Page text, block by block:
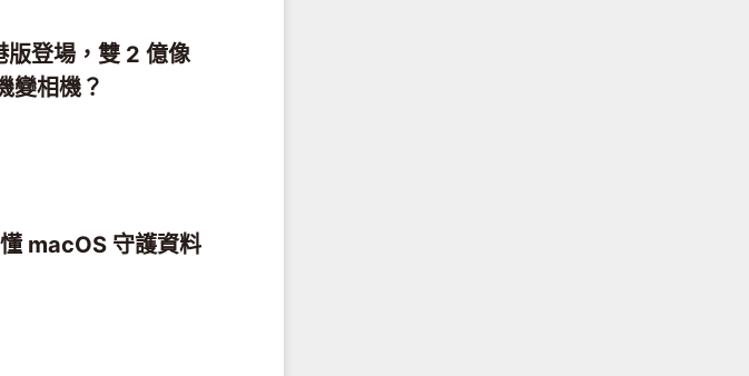
登場，雙 2 億像
變相機？
macOS 守護資料